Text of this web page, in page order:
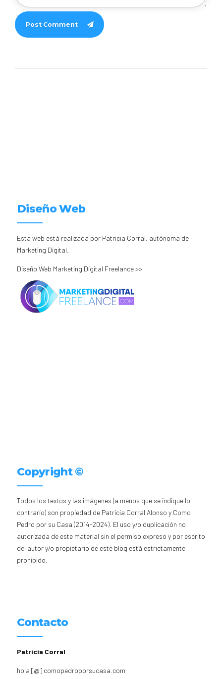
Post Comment
Diseño Web
Esta web está realizada por Patricia Corral, autónoma de
Marketing Digital.
Diseño Web Marketing Digital Freelance >>
Copyright ©
Todos los textos y las imágenes (a menos que se indique lo
contrario) son propiedad de Patricia Corral Alonso y Como
Pedro por su Casa (2014-2024). El uso y/o duplicación no
autorizada de este material sin el permiso expreso y por escrito
del autor y/o propietario de este blog está estrictamente
prohibido.
Contacto
Patricia Corral
hola [@] comopedroporsucasa.com